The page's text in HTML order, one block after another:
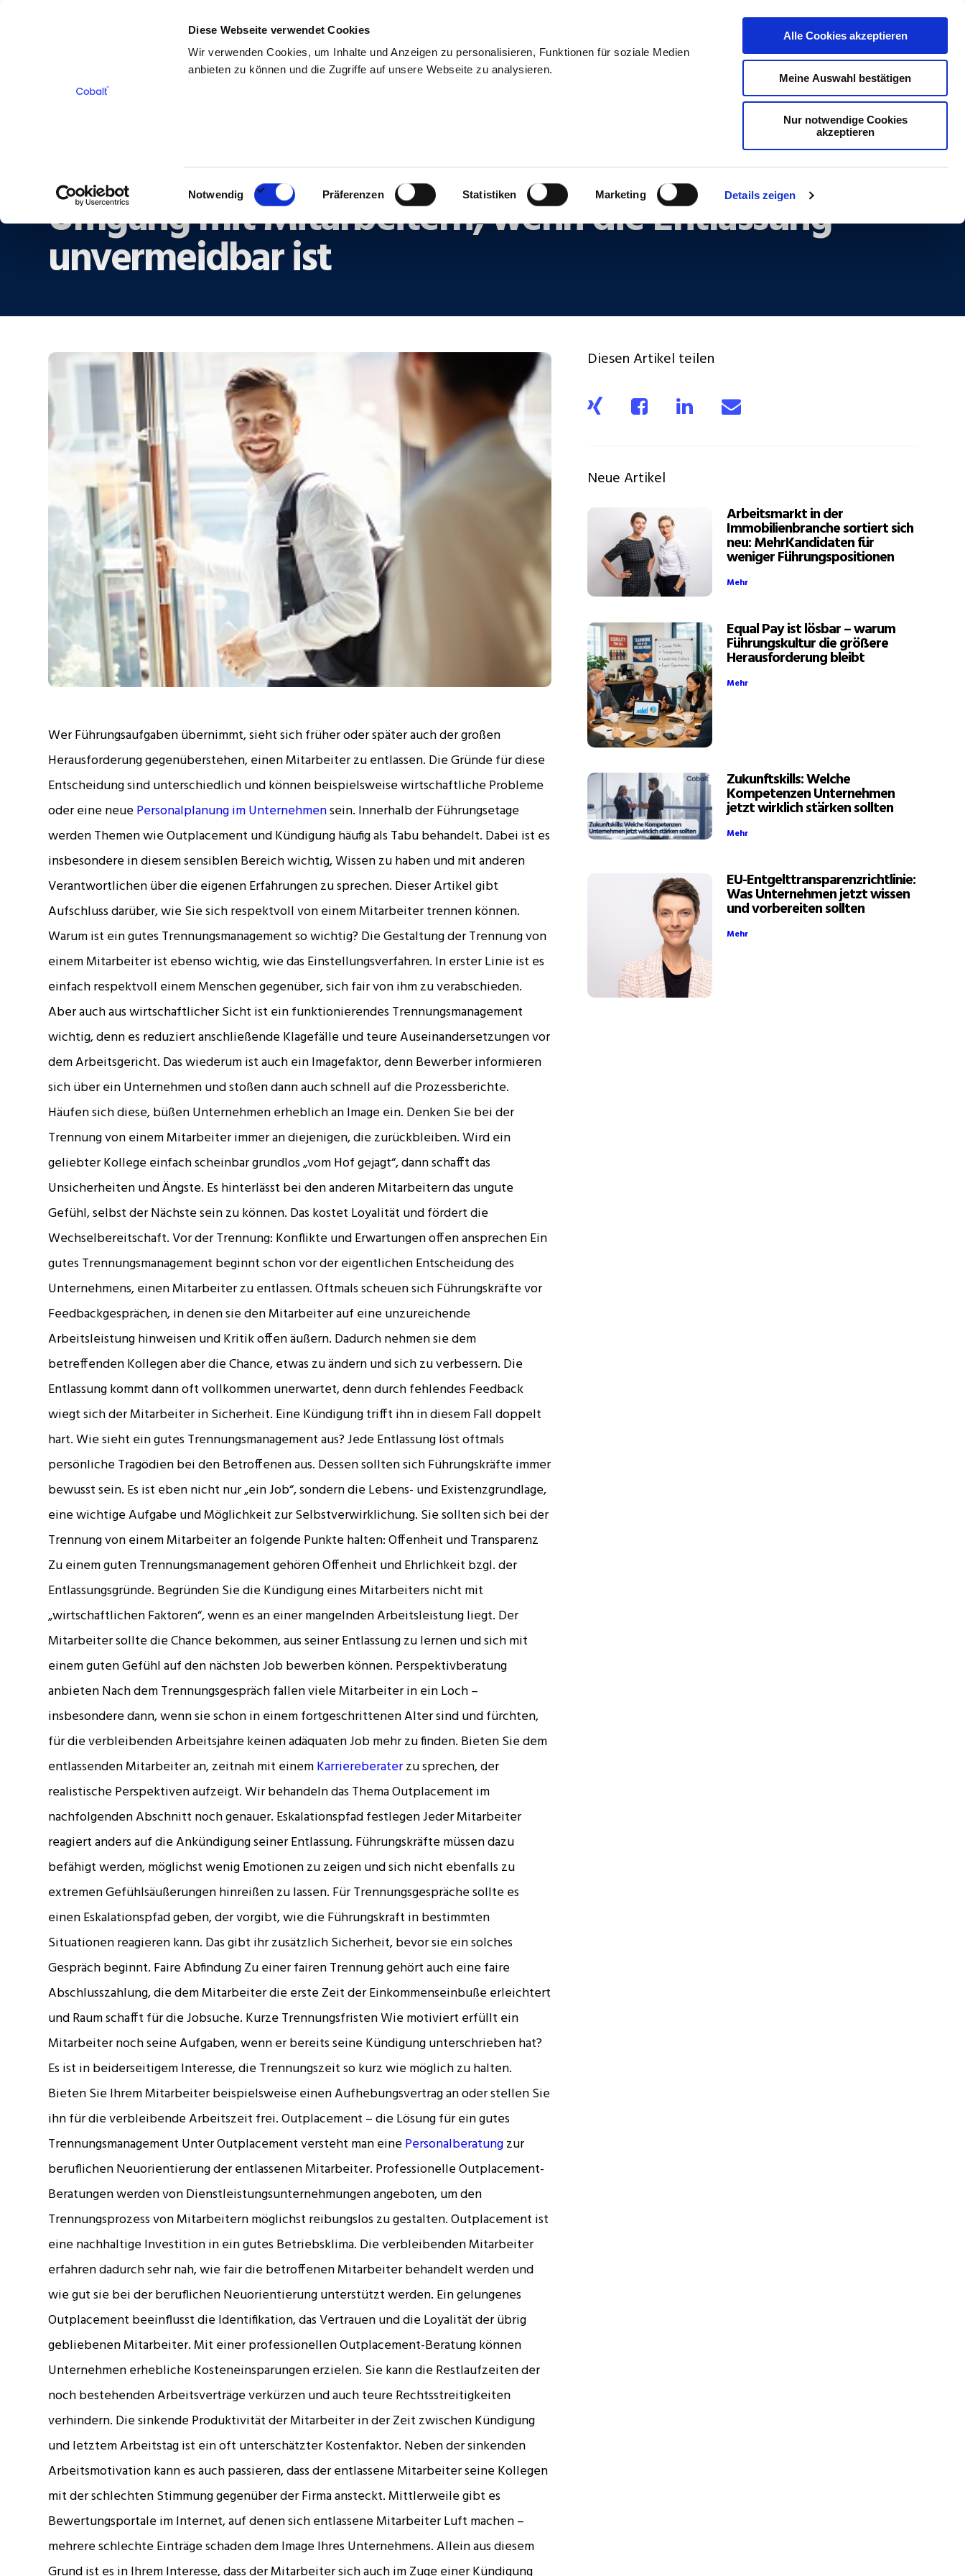
Diese Webseite verwendet Cookies
Wir verwenden Cookies, um Inhalte und Anzeigen zu personalisieren, Funktionen für soziale Medien
anbieten zu können und die Zugriffe auf unsere Webseite zu analysieren.
Einwilligungsauswahl
Notwendig Präferenzen Statistiken Marketing Details zeigen
Alle Cookies akzeptieren
Meine Auswahl bestätigen
Nur notwendige Cookies
akzeptieren
Für Bewerber Für Kunden Über uns Blog & Presse DE Initiativ bewerben
Trennungsmanagement: Wie gelingt ein fairer
Umgang mit Mitarbeitern, wenn die Entlassung
unvermeidbar ist
Wer Führungsaufgaben übernimmt, sieht sich früher oder später auch der großen
Herausforderung gegenüberstehen, einen Mitarbeiter zu entlassen. Die Gründe für diese
Entscheidung sind unterschiedlich und können beispielsweise wirtschaftliche Probleme
oder eine neuePersonalplanung im Unternehmensein. Innerhalb der Führungsetage
werden Themen wie Outplacement und Kündigung häufig als Tabu behandelt. Dabei ist es
insbesondere in diesem sensiblen Bereich wichtig, Wissen zu haben und mit anderen
Verantwortlichen über die eigenen Erfahrungen zu sprechen. Dieser Artikel gibt
Aufschluss darüber, wie Sie sich respektvoll von einem Mitarbeiter trennen können.
Warum ist ein gutes Trennungsmanagement so wichtig? Die Gestaltung der Trennung von
einem Mitarbeiter ist ebenso wichtig, wie das Einstellungsverfahren. In erster Linie ist es
einfach respektvoll einem Menschen gegenüber, sich fair von ihm zu verabschieden.
Aber auch aus wirtschaftlicher Sicht ist ein funktionierendes Trennungsmanagement
wichtig, denn es reduziert anschließende Klagefälle und teure Auseinandersetzungen vor
dem Arbeitsgericht. Das wiederum ist auch ein Imagefaktor, denn Bewerber informieren
sich über ein Unternehmen und stoßen dann auch schnell auf die Prozessberichte.
Häufen sich diese, büßen Unternehmen erheblich an Image ein. Denken Sie bei der
Trennung von einem Mitarbeiter immer an diejenigen, die zurückbleiben. Wird ein
geliebter Kollege einfach scheinbar grundlos „vom Hof gejagt“, dann schafft das
Unsicherheiten und Ängste. Es hinterlässt bei den anderen Mitarbeitern das ungute
Gefühl, selbst der Nächste sein zu können. Das kostet Loyalität und fördert die
Wechselbereitschaft. Vor der Trennung: Konflikte und Erwartungen offen ansprechen Ein
gutes Trennungsmanagement beginnt schon vor der eigentlichen Entscheidung des
Unternehmens, einen Mitarbeiter zu entlassen. Oftmals scheuen sich Führungskräfte vor
Feedbackgesprächen, in denen sie den Mitarbeiter auf eine unzureichende
Arbeitsleistung hinweisen und Kritik offen äußern. Dadurch nehmen sie dem
betreffenden Kollegen aber die Chance, etwas zu ändern und sich zu verbessern. Die
Entlassung kommt dann oft vollkommen unerwartet, denn durch fehlendes Feedback
wiegt sich der Mitarbeiter in Sicherheit. Eine Kündigung trifft ihn in diesem Fall doppelt
hart. Wie sieht ein gutes Trennungsmanagement aus? Jede Entlassung löst oftmals
persönliche Tragödien bei den Betroffenen aus. Dessen sollten sich Führungskräfte immer
bewusst sein. Es ist eben nicht nur „ein Job“, sondern die Lebens- und Existenzgrundlage,
eine wichtige Aufgabe und Möglichkeit zur Selbstverwirklichung. Sie sollten sich bei der
Trennung von einem Mitarbeiter an folgende Punkte halten: Offenheit und Transparenz
Zu einem guten Trennungsmanagement gehören Offenheit und Ehrlichkeit bzgl. der
Entlassungsgründe. Begründen Sie die Kündigung eines Mitarbeiters nicht mit
„wirtschaftlichen Faktoren“, wenn es an einer mangelnden Arbeitsleistung liegt. Der
Mitarbeiter sollte die Chance bekommen, aus seiner Entlassung zu lernen und sich mit
einem guten Gefühl auf den nächsten Job bewerben können. Perspektivberatung
anbieten Nach dem Trennungsgespräch fallen viele Mitarbeiter in ein Loch –
insbesondere dann, wenn sie schon in einem fortgeschrittenen Alter sind und fürchten,
für die verbleibenden Arbeitsjahre keinen adäquaten Job mehr zu finden. Bieten Sie dem
entlassenden Mitarbeiter an, zeitnah mit einemKarriereberaterzu sprechen, der
realistische Perspektiven aufzeigt. Wir behandeln das Thema Outplacement im
nachfolgenden Abschnitt noch genauer. Eskalationspfad festlegen Jeder Mitarbeiter
reagiert anders auf die Ankündigung seiner Entlassung. Führungskräfte müssen dazu
befähigt werden, möglichst wenig Emotionen zu zeigen und sich nicht ebenfalls zu
extremen Gefühlsäußerungen hinreißen zu lassen. Für Trennungsgespräche sollte es
einen Eskalationspfad geben, der vorgibt, wie die Führungskraft in bestimmten
Situationen reagieren kann. Das gibt ihr zusätzlich Sicherheit, bevor sie ein solches
Gespräch beginnt. Faire Abfindung Zu einer fairen Trennung gehört auch eine faire
Abschlusszahlung, die dem Mitarbeiter die erste Zeit der Einkommenseinbuße erleichtert
und Raum schafft für die Jobsuche. Kurze Trennungsfristen Wie motiviert erfüllt ein
Mitarbeiter noch seine Aufgaben, wenn er bereits seine Kündigung unterschrieben hat?
Es ist in beiderseitigem Interesse, die Trennungszeit so kurz wie möglich zu halten.
Bieten Sie Ihrem Mitarbeiter beispielsweise einen Aufhebungsvertrag an oder stellen Sie
ihn für die verbleibende Arbeitszeit frei. Outplacement – die Lösung für ein gutes
Trennungsmanagement Unter Outplacement versteht man einePersonalberatungzur
beruflichen Neuorientierung der entlassenen Mitarbeiter. Professionelle Outplacement-
Beratungen werden von Dienstleistungsunternehmungen angeboten, um den
Trennungsprozess von Mitarbeitern möglichst reibungslos zu gestalten. Outplacement ist
eine nachhaltige Investition in ein gutes Betriebsklima. Die verbleibenden Mitarbeiter
erfahren dadurch sehr nah, wie fair die betroffenen Mitarbeiter behandelt werden und
wie gut sie bei der beruflichen Neuorientierung unterstützt werden. Ein gelungenes
Outplacement beeinflusst die Identifikation, das Vertrauen und die Loyalität der übrig
gebliebenen Mitarbeiter. Mit einer professionellen Outplacement-Beratung können
Unternehmen erhebliche Kosteneinsparungen erzielen. Sie kann die Restlaufzeiten der
noch bestehenden Arbeitsverträge verkürzen und auch teure Rechtsstreitigkeiten
verhindern. Die sinkende Produktivität der Mitarbeiter in der Zeit zwischen Kündigung
und letztem Arbeitstag ist ein oft unterschätzter Kostenfaktor. Neben der sinkenden
Arbeitsmotivation kann es auch passieren, dass der entlassene Mitarbeiter seine Kollegen
mit der schlechten Stimmung gegenüber der Firma ansteckt. Mittlerweile gibt es
Bewertungsportale im Internet, auf denen sich entlassene Mitarbeiter Luft machen –
mehrere schlechte Einträge schaden dem Image Ihres Unternehmens. Allein aus diesem
Grund ist es in Ihrem Interesse, dass der Mitarbeiter sich auch im Zuge einer Kündigung
Diesen Artikel teilen
Neue Artikel
Arbeitsmarkt in der
Immobilienbranche sortiert sich
neu: MehrKandidaten für
weniger Führungspositionen
Mehr
Equal Pay ist lösbar – warum
Führungskultur die größere
Herausforderung bleibt
Mehr
Zukunftskills: Welche
Kompetenzen Unternehmen
jetzt wirklich stärken sollten
Mehr
EU-Entgelttransparenzrichtlinie:
Was Unternehmen jetzt wissen
und vorbereiten sollten
Mehr